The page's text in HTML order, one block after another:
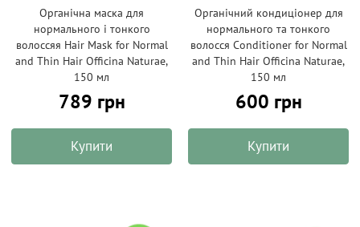
Органічна маска для
нормального і тонкого
волоссяя Hair Mask for Normal
and Thin Hair Officina Naturae,
150 мл
789 грн
Купити
Органічний кондиціонер для
нормального та тонкого
волосся Conditioner for Normal
and Thin Hair Officina Naturae,
150 мл
600 грн
Купити